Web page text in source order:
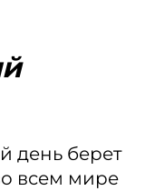
день берет
всем мире